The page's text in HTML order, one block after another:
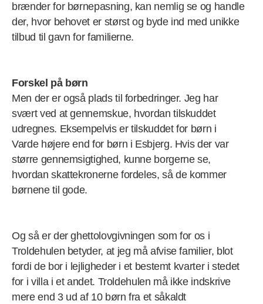
brænder for børnepasning, kan nemlig se og handle
der, hvor behovet er størst og byde ind med unikke
tilbud til gavn for familierne.
Forskel på børn
Men der er også plads til forbedringer. Jeg har
svært ved at gennemskue, hvordan tilskuddet
udregnes. Eksempelvis er tilskuddet for børn i
Varde højere end for børn i Esbjerg. Hvis der var
større gennemsigtighed, kunne borgerne se,
hvordan skattekronerne fordeles, så de kommer
børnene til gode.
Og så er der ghettolovgivningen som for os i
Troldehulen betyder, at jeg må afvise familier, blot
fordi de bor i lejligheder i et bestemt kvarter i stedet
for i villa i et andet. Troldehulen må ikke indskrive
mere end 3 ud af 10 børn fra et såkaldt